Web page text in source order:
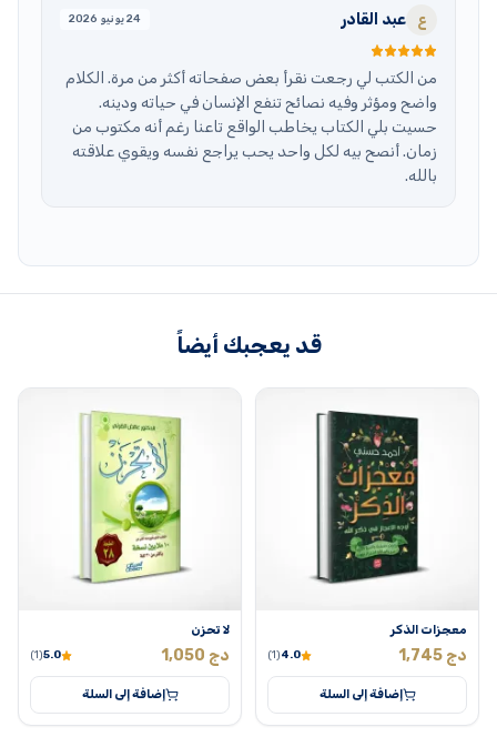
ع عبد القادر 24 يونيو 2026
من الكتب لي رجعت نقرأ بعض صفحاته أكثر من مرة. الكلام
واضح ومؤثر وفيه نصائح تنفع الإنسان في حياته ودينه.
حسيت بلي الكتاب يخاطب الواقع تاعنا رغم أنه مكتوب من
زمان. أنصح بيه لكل واحد يحب يراجع نفسه ويقوي علاقته
بالله.
قد يعجبك أيضاً
معجزات الذكر
1,745 دج 4.0
(1)
إضافة إلى السلة
لا تحزن
1,050 دج 5.0
(1)
إضافة إلى السلة